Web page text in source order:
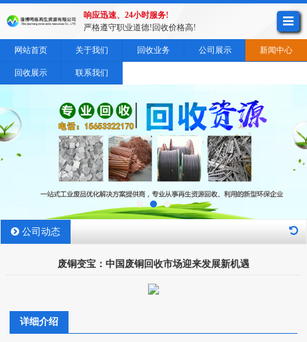
响应迅速、24小时服务!
严格遵守职业道德!回收价格高!
网站首页 关于我们 回收业务 公司展示 新闻中心
回收展示 联系我们
公司动态
废铜变宝：中国废铜回收市场迎来发展新机遇
详细介绍